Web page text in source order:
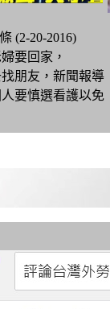
(2-20-2016)
要回家，
朋友，新聞報導
要慎選看護以免